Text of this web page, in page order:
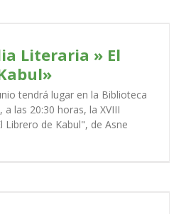
Literaria » El
tendrá lugar en la Biblioteca
las 20:30 horas, la XVIII
Librero de Kabul", de Asne